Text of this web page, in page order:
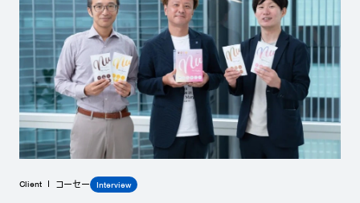
Client コーセー Interview